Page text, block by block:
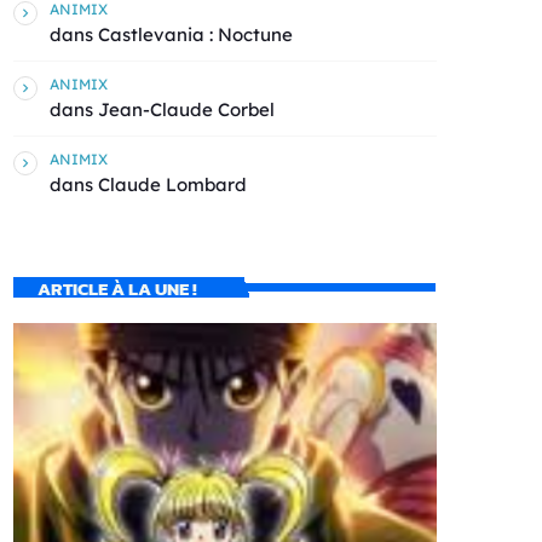
ANIMIX
dans Castlevania : Noctune
ANIMIX
dans Jean-Claude Corbel
ANIMIX
dans Claude Lombard
ARTICLE À LA UNE !